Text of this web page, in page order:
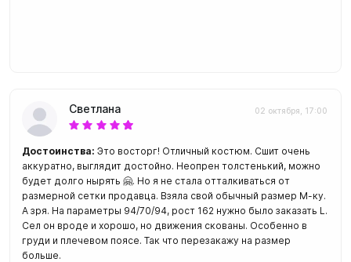
Светлана 02 октября, 17:00
Достоинства: Это восторг! Отличный костюм. Сшит очень
аккуратно, выглядит достойно. Неопрен толстенький, можно
будет долго нырять 🤗. Но я не стала отталкиваться от
размерной сетки продавца. Взяла свой обычный размер М-ку.
А зря. На параметры 94/70/94, рост 162 нужно было заказать L.
Сел он вроде и хорошо, но движения скованы. Особенно в
груди и плечевом поясе. Так что перезакажу на размер
больше.